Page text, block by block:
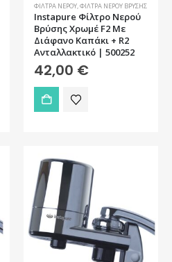
ΦΊΛΤΡΑ ΝΕΡΟΎ,ΦΊΛΤΡΑ ΝΕΡΟΎ ΒΡΎΣΗΣ
Instapure Φίλτρο Νερού
Βρύσης Χρωμέ F2 Με
Διάφανο Καπάκι + R2
Ανταλλακτικό | 500252
42,00 €